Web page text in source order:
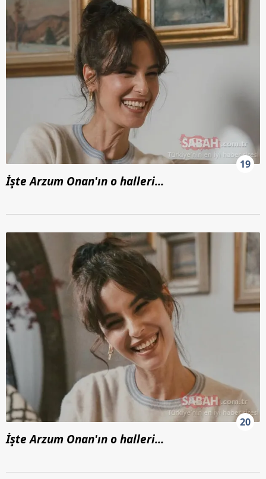
19
İşte Arzum Onan'ın o halleri...
20
İşte Arzum Onan'ın o halleri...